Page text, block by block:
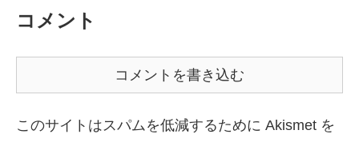
コメント
コメントを書き込む
このサイトはスパムを低減するために Akismet を